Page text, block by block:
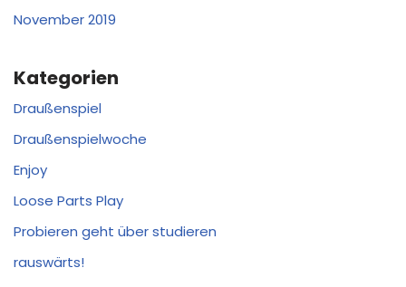
November 2019
Kategorien
Draußenspiel
Draußenspielwoche
Enjoy
Loose Parts Play
Probieren geht über studieren
rauswärts!